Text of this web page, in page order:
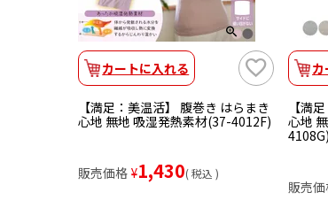
カートに入れる
【満足：美温活】 腹巻き はらまき
心地 無地 吸湿発熱素材(37-4012F)
販売価格 ¥1,430 税込
【満
心地
4108G)
販売